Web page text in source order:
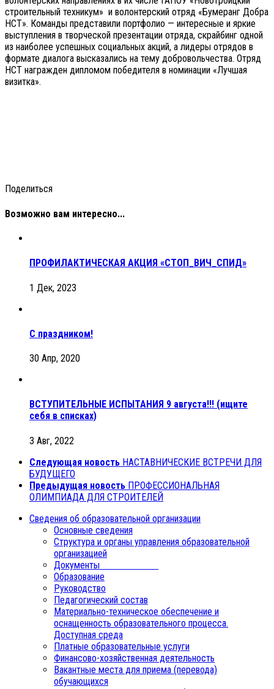
строительный техникум» и волонтерский отряд «Бумеранг Добра
НСТ». Команды представили портфолио — интересные и яркие
выступления в творческой презентации отряда, скрайбинг одной
из наиболее успешных социальных акций, а лидеры отрядов в
формате диалога высказались на тему добровольчества. Отряд
НСТ награжден дипломом победителя в номинации «Лучшая
визитка».
Поделиться
Возможно вам интересно...
ПРОФИЛАКТИЧЕСКАЯ АКЦИЯ «СТОП_ВИЧ_СПИД»
1 Дек, 2023
С праздником!
30 Апр, 2020
ВСТУПИТЕЛЬНЫЕ ИСПЫТАНИЯ 9 августа!!! (ищите
себя в списках)
3 Авг, 2022
Следующая новость НАСТАВНИЧЕСКИЕ ВСТРЕЧИ ДЛЯ
БУДУЩЕГО
Предыдущая новость ПРОФЕССИОНАЛЬНАЯ
ОЛИМПИАДА ДЛЯ СТРОИТЕЛЕЙ
Сведения об образовательной организации
Основные сведения
Структура и органы управления образовательной
организацией
Документы
Образование
Руководство
Педагогический состав
Материально-техническое обеспечение и
оснащенность образовательного процесса.
Доступная среда
Платные образовательные услуги
Финансово-хозяйственная деятельность
Вакантные места для приема (перевода)
обучающихся